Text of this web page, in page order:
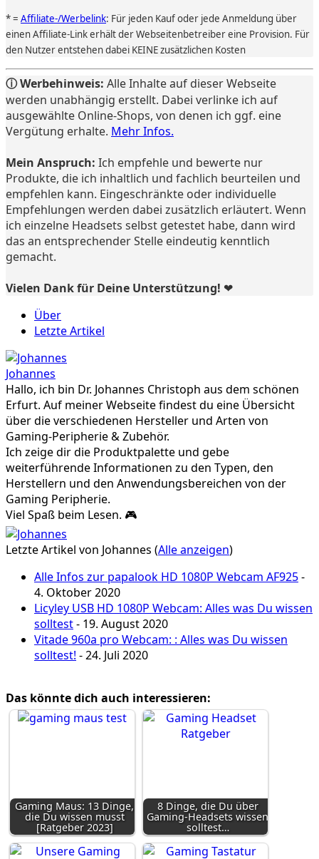
* = Affiliate-/Werbelink: Für jeden Kauf oder jede Anmeldung über
einen Affiliate-Link erhält der Webseitenbetreiber eine Provision. Für
den Nutzer entstehen dabei KEINE zusätzlichen Kosten
ⓘ Werbehinweis: Alle Inhalte auf dieser Webseite
werden unabhängig erstellt. Dabei verlinke ich auf
ausgewählte Online-Shops, von denen ich ggf. eine
Vergütung erhalte. Mehr Infos.
Mein Anspruch: Ich empfehle und bewerte nur
Produkte, die ich inhaltlich und fachlich beurteilen und
empfehlen kann. Eingeschränkte oder individuelle
Empfehlungen werden dabei zusätzlich erläutert. Wenn
ich einzelne Headsets selbst getestet habe, dann wird
das an entsprechender Stelle eindeutig kenntlich
gemacht.
Vielen Dank für Deine Unterstützung! ❤️
Über
Letzte Artikel
Johannes
Hallo, ich bin Dr. Johannes Christoph aus dem schönen
Erfurt. Auf meiner Webseite findest du eine Übersicht
über die verschiedenen Hersteller und Arten von
Gaming-Peripherie & Zubehör.
Ich zeige dir die Produktpalette und gebe
weiterführende Informationen zu den Typen, den
Herstellern und den Anwendungsbereichen von der
Gaming Peripherie.
Viel Spaß beim Lesen. 🎮
Letzte Artikel von Johannes (Alle anzeigen)
Alle Infos zur papalook HD 1080P Webcam AF925-
4. Oktober 2020
Licyley USB HD 1080P Webcam: Alles was Du wissen
solltest- 19. August 2020
Vitade 960a pro Webcam: : Alles was Du wissen
solltest! - 24. Juli 2020
Das könnte dich auch interessieren:
Gaming Maus: 13 Dinge,
die Du wissen musst
[Ratgeber 2023]
8 Dinge, die Du über
Gaming-Headsets wissen
solltest…